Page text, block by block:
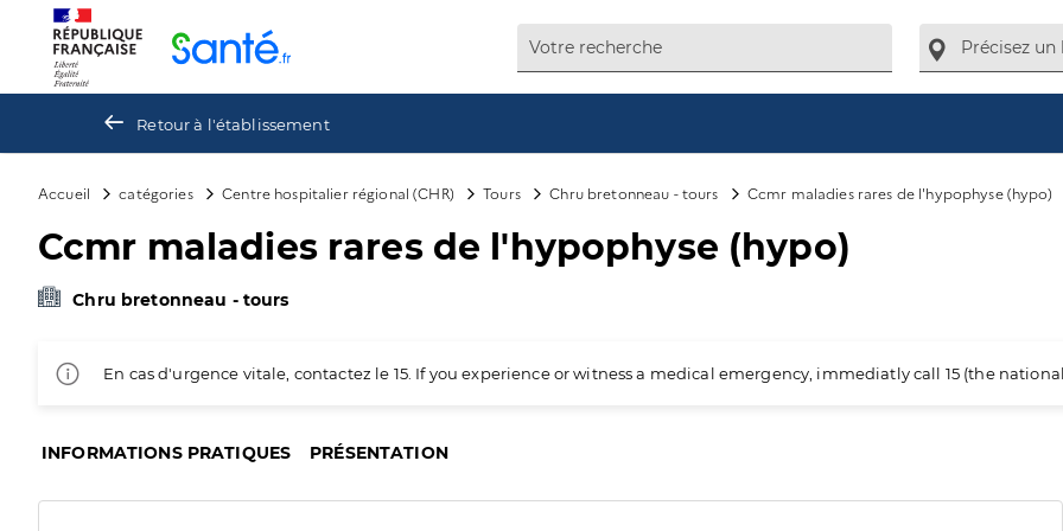
Retour à l'établissement
Accueil catégories Centre hospitalier régional (CHR) Tours Chru bretonneau - tours Ccmr maladies rares de l'hypophyse (hypo)
Ccmr maladies rares de l'hypophyse (hypo)
Chru bretonneau - tours
En cas d'urgence vitale, contactez le 15. If you experience or witness a medical emergency, immediatly call 15 (the
INFORMATIONS PRATIQUES PRÉSENTATION
Panneau de gestion des cookies